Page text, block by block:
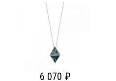
6 070 ₽